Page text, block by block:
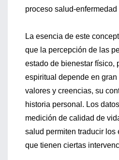
proceso salud-
La esencia de este
que la percepción de las
estado de bienestar físico,
espiritual depende en
valores y creencias, su
historia personal. Los
medición de calidad de
salud permiten traducir los
que tienen ciertas